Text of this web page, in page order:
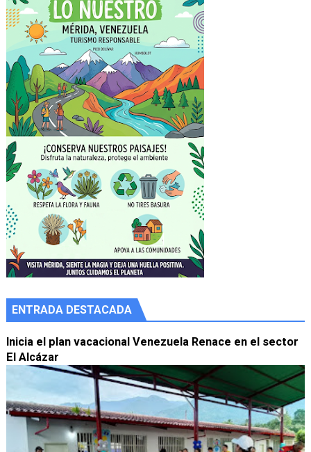
ENTRADA DESTACADA
Inicia el plan vacacional Venezuela Renace en el sector
El Alcázar